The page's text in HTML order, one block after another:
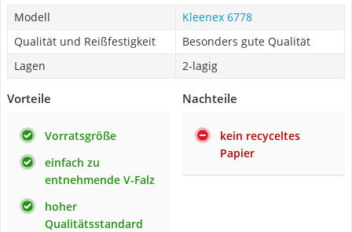
Modell
Kleenex 6778
Qualität und Reißfestigkeit
Besonders gute Qualität
Lagen
2-lagig
Vorteile
Vorratsgröße
einfach zu
entnehmende V-Falz
hoher
Qualitätsstandard
Nachteile
kein recyceltes
Papier